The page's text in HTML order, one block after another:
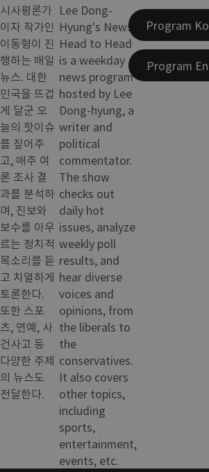
시사평론가
이자 작가인
이동형이 진
행하는 매일
뉴스. 대한
민국을 뜨겁
게 달군 오
늘의 핫이슈
를 짚어주
고, 매주 여
론 조사 결
과를 분석하
며, 진보와
보수를 아우
르는 정치적
목소리를 듣
고 치열하게
토론한다.
또한 스포
츠, 연예, 사
건사고 등
다양한 주제
의 뉴스도
전달한다.
Lee Dong-
Hyung's News!
Head to Head
is a weekday
news program
hosted by Lee
Dong-hyung, a
writer and
political
commentator.
The show
checks out
daily hot
issues, analyze
weekly poll
results, and
hear diverse
voices and
opinions, from
the liberals to
the
conservatives.
It also covers
other topics,
including
sports,
entertainment,
events, etc.
Program Ko
Program En